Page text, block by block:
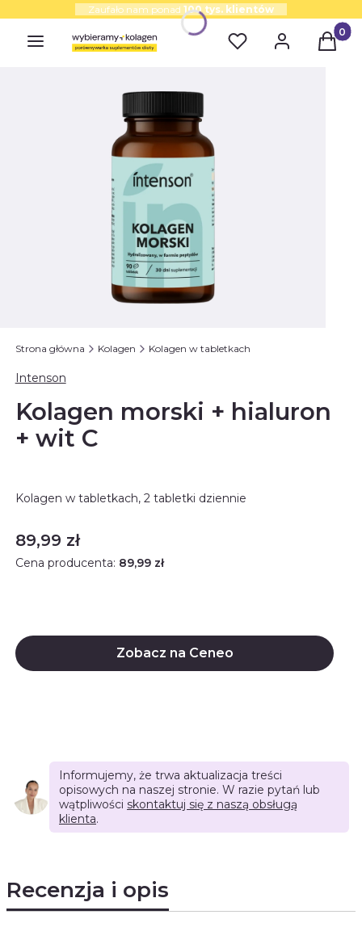
Zaufało nam ponad 100 tys. klientów
Strona główna Kolagen Kolagen w tabletkach
Intenson
Kolagen morski + hialuron
+ wit C
Kolagen w tabletkach, 2 tabletki dziennie
Cena
89,99 zł
Cena producenta: 89,99 zł
Zobacz na Ceneo
Informujemy, że trwa aktualizacja treści
opisowych na naszej stronie. W razie pytań lub
wątpliwości skontaktuj się z naszą obsługą
klienta.
Recenzja i opis